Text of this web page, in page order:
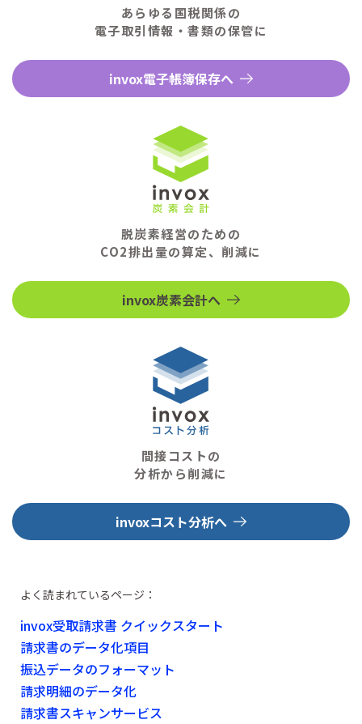
あらゆる国税関係の
電子取引情報・書類の保管に
invox電子帳簿保存へ
脱炭素経営のための
CO2排出量の算定、削減に
invox炭素会計へ
間接コストの
分析から削減に
invoxコスト分析へ
よく読まれているページ：
invox受取請求書 クイックスタート
請求書のデータ化項目
振込データのフォーマット
請求明細のデータ化
請求書スキャンサービス